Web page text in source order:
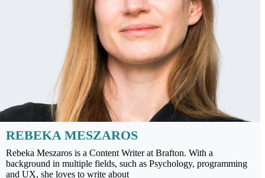
REBEKA MESZAROS
Rebeka Meszaros is a Content Writer at Brafton. With a
background in multiple fields, such as Psychology, programming
and UX, she loves to write about